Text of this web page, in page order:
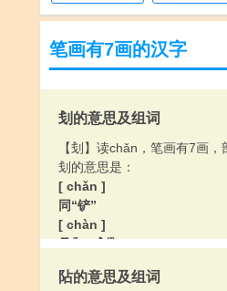
笔画有7画的汉字
刬的意思及组词
【刬】读chǎn，笔画有7画，
刬的意思是：
[ chǎn ]
同“铲”
[ chàn ]
见〖一刬〗。
阽的意思及组词